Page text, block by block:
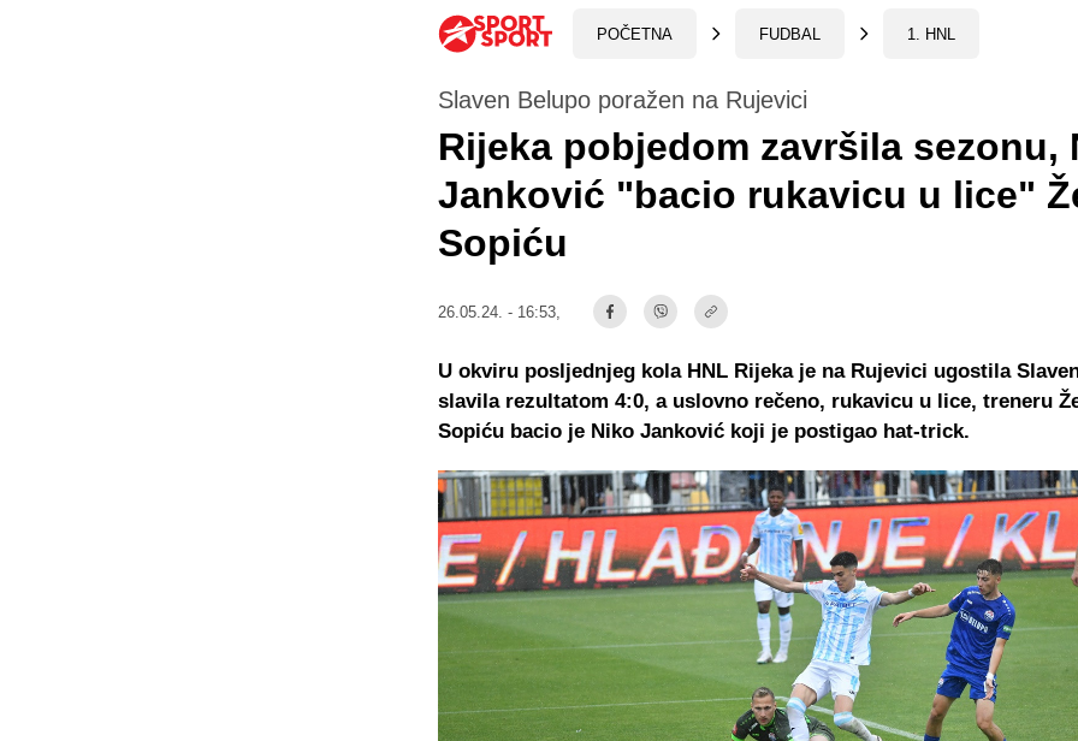
POČETNA FUDBAL 1. HNL
Slaven Belupo poražen na Rujevici
Rijeka pobjedom završila sezonu,
Janković "bacio rukavicu u lice"
Sopiću
26.05.24. - 16:53,
U okviru posljednjeg kola HNL Rijeka je na Rujevici ugostila
slavila rezultatom 4:0, a uslovno rečeno, rukavicu u lice, treneru
Sopiću bacio je Niko Janković koji je postigao hat-trick.